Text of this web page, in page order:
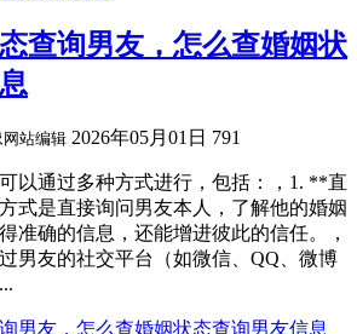
查询男友，怎么查婚姻状
网站编辑 2026年05月01日 791
以通过多种方式进行，包括：，1. **直
式是直接询问男友本人，了解他的婚姻
准确的信息，还能增进彼此的信任。，
男友的社交平台（如微信、QQ、微博